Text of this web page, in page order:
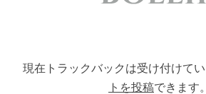
現在トラックバックは受け付けてい
トを投稿できます。